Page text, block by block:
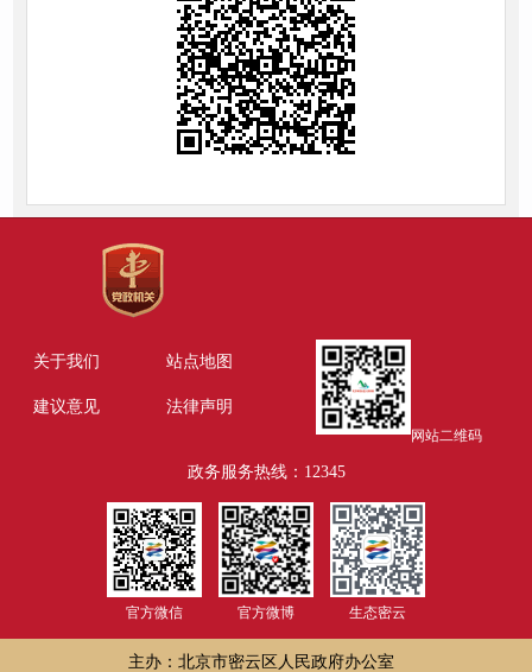
关于我们 站点地图
建议意见 法律声明
网站二维码
政务服务热线：12345
官方微信 官方微博 生态密云
主办：北京市密云区人民政府办公室